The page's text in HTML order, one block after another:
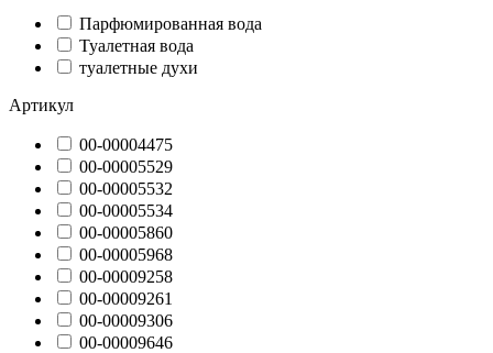
Парфюмированная вода
Туалетная вода
туалетные духи
Артикул
00-00004475
00-00005529
00-00005532
00-00005534
00-00005860
00-00005968
00-00009258
00-00009261
00-00009306
00-00009646